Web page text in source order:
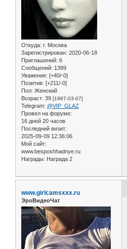
Откуда: г. Москва
Зарегистрирован: 2020-06-18
Приглашений: 6
Сообщений: 1399
Уважение: [+40/-0]
Позитив: [+211/-0]
Пол: Женский
Возраст: 39 [1987-03-07]
Telegram: @VIP_GLAZ
Провел на форуме:
16 дней 20 часов
Последний визит:
2025-09-09 12:36:06
Мой сайт:
www.besposhhadnye.ru
Награды: Награда 2
www.girlcamsxxx.ru
ЭроВидеоЧат